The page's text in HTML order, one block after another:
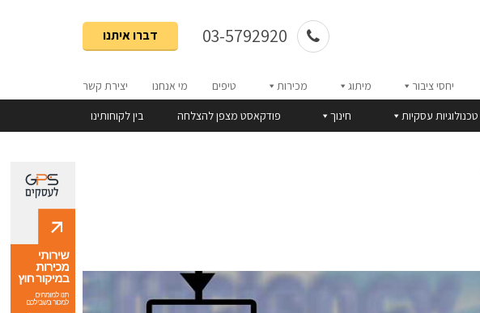
דברו איתנו
יחסי ציבור מיתוג מכירות טיפים מי אנחנו יצירת קשר
טכנולוגיות עסקיות חינוך פודקאסט מצפן להצלחה בין לקוחותינו